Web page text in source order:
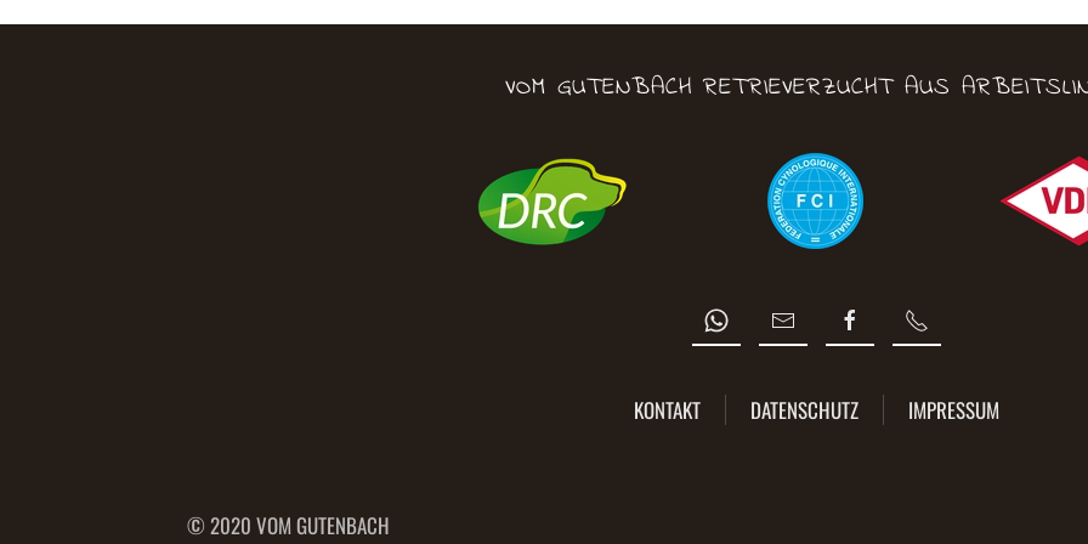
VOM GUTENBACH RETRIEVERZUCHT AUS
KONTAKT DATENSCHUTZ IMPRESSUM
© 2020 VOM GUTENBACH